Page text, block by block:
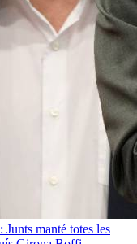
manté totes les